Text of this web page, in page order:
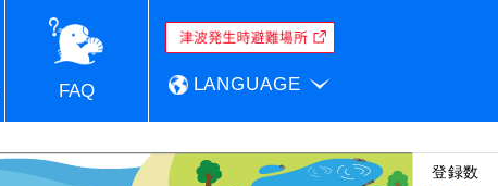
FAQ LANGUAGE
登録数